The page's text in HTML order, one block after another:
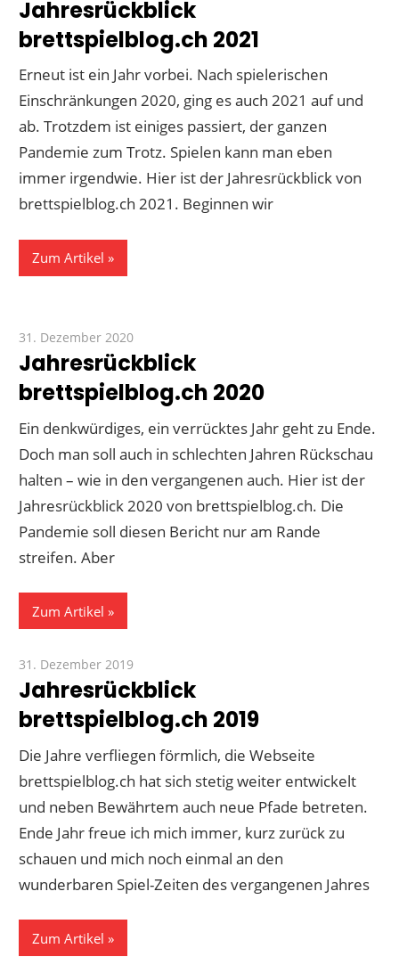
Jahresrückblick
brettspielblog.ch 2021
Erneut ist ein Jahr vorbei. Nach spielerischen
Einschränkungen 2020, ging es auch 2021 auf und
ab. Trotzdem ist einiges passiert, der ganzen
Pandemie zum Trotz. Spielen kann man eben
immer irgendwie. Hier ist der Jahresrückblick von
brettspielblog.ch 2021. Beginnen wir
Zum Artikel
31. Dezember 2020
Jahresrückblick
brettspielblog.ch 2020
Ein denkwürdiges, ein verrücktes Jahr geht zu Ende.
Doch man soll auch in schlechten Jahren Rückschau
halten – wie in den vergangenen auch. Hier ist der
Jahresrückblick 2020 von brettspielblog.ch. Die
Pandemie soll diesen Bericht nur am Rande
streifen. Aber
Zum Artikel
31. Dezember 2019
Jahresrückblick
brettspielblog.ch 2019
Die Jahre verfliegen förmlich, die Webseite
brettspielblog.ch hat sich stetig weiter entwickelt
und neben Bewährtem auch neue Pfade betreten.
Ende Jahr freue ich mich immer, kurz zurück zu
schauen und mich noch einmal an den
wunderbaren Spiel-Zeiten des vergangenen Jahres
Zum Artikel